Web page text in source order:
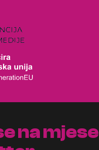
na